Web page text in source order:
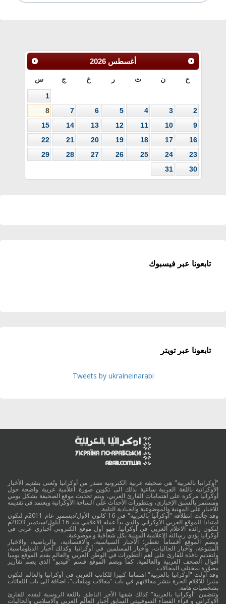
أغسطس 2026
ح ن ث ر خ ج س
1
2
3
4
5
6
7
8
9
10
11
12
13
14
15
16
17
18
19
20
21
22
23
24
25
26
27
28
29
30
31
تابعونا عبر فيسبوك
تابعونا عبر تويتر
Tweets by ukraineinarabi
"أوكرانيا بالعربية" هي صحيفة عربية الكترونية تصدر من أوكرانيا وتُعنى بتقديم الأخبار
الأوكرانية باللغة العربية ساعية بذلك الى تكوين صورة اعلامية عربية واضحة حول
أوكرانيا مركزة على اهتمامات القارئ العربي، ويتم تحديث موقع الصحيفة بشكل يومي
ومستمر بالسبق الإخباري، وبتطورات الأحداث على الساحة الأوكرانية ويعتمد في تقديمه
للاخبار على المهنية والموضوعية والحيادية التامة.
وقد جائت انطلاقة "أوكرانيا بالعربية" في 16 كانون الأول/ديسمبر عام 2011م لتكون
امتدادا للموقع العربي الاوكراني والذي بدأ عمله الاعلامي منذ 16 أيلول/سبتمبر 2003م
لتكون رائدة الاعلام العربي في أوكرانيا. فهو أول موقع الكتروني أخباري عربي في
أوكرانيا يؤدي رسالته الاعلامية المهنية بكل شفافية و موضوعية.
ويضم الموقع أقساماً تغطي: الأخبار السياسية، والاقتصادية، والرياضية، والاخبار
المتنوعة، وأخبار الجاليات، وأخبار المسلمين في أوكرانيا وكذلك أخبار الدبلوماسية،
ولتقديم نافذة للقارئ على أهم التطورات في الوطن العربي والعالم يقدم الموقع يوميا
أقوال الصحف العربية والعالمية. كما ويضم الموقع قسم "فيديو" الذي يضم تقارير
مصوَّرة بمختلف المجالات.
وقد أولت "أوكرانيا بالعربية" اهتماما كبيرا للكاتب العربي في أوكرانيا والعالم لتكون
منبرا للاقلام الحرة بنشر مقالاتهم في باب "مقالات وملفات"، اضافة الى باب اللقائات
بشخصيات هامة.
وتتضمن "أوكرانيا بالعربية" كذلك شقها الآخر الناطق باللغة الروسية ليقدم للقارئ
الاوكراني و قراء الفضاء السوفييتي السابق أخبار العالم العربي والاسلامي والجاليات